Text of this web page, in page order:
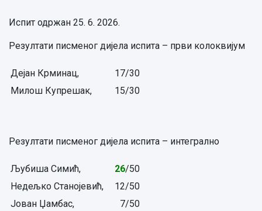
Испит одржан 25. 6. 2026.
Резултати писменог дијела испита – први колоквијум
Дејан Крминац,
17/30
Милош Купрешак,
15/30
Резултати писменог дијела испита – интегрално
Љубиша Симић, 26/50
Недељко Станојевић,
12/50
Јован Џамбас,
7/50